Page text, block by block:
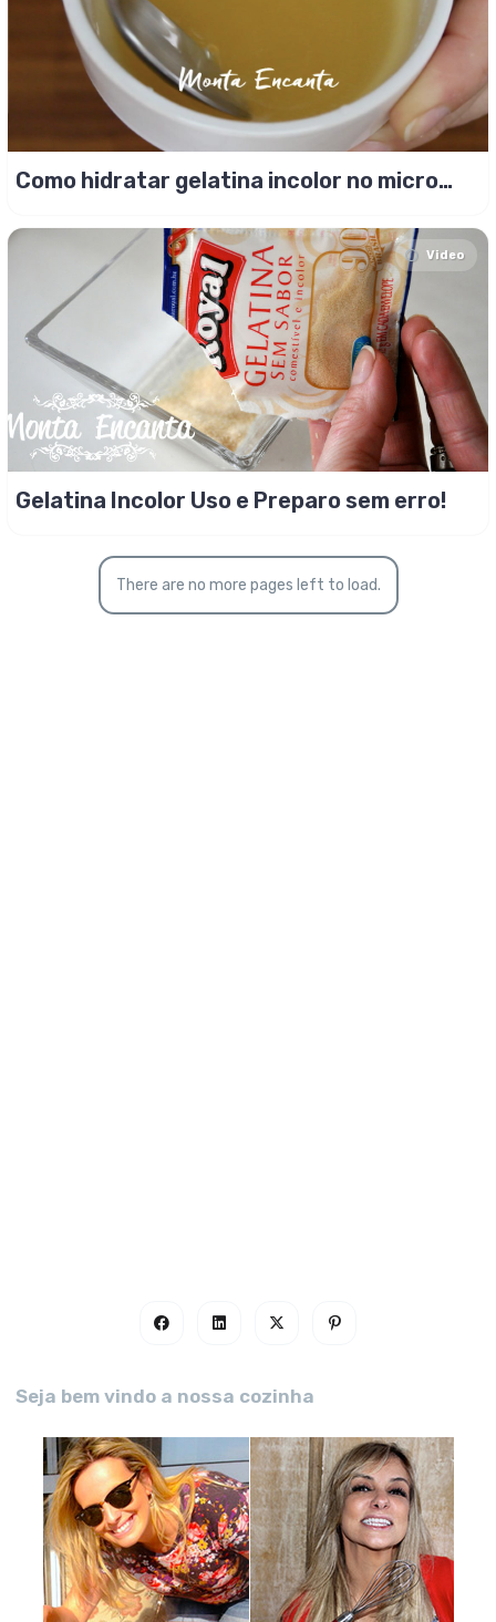
Como hidratar gelatina incolor no micro
Video
Gelatina Incolor Uso e Preparo sem erro!
There are no more pages left to load.
Seja bem vindo a nossa cozinha